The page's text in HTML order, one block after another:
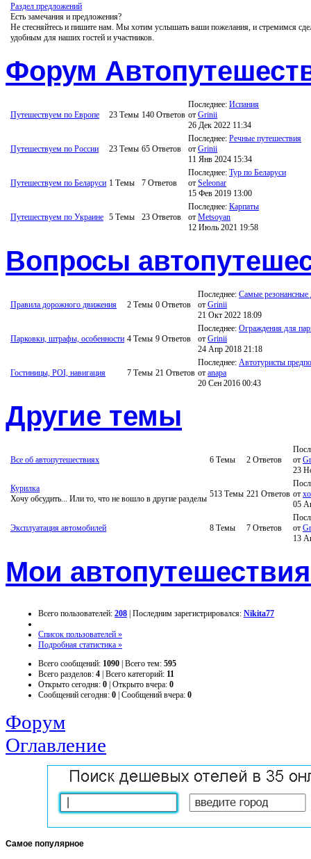
Раздел предложений
Есть замечания и предложения?
Не стесняйтесь и пишите нам. Мы хотим услышать ваши пожелания, и стремимся
удобным для наших гостей и участников.
Форум
Путешествуем по Европе 23 Темы 140 Ответов
Последнее: Испания
от Grinii
26 Дек 2022 11:34
Путешествуем по России 23 Темы 65 Ответов
Последнее: Речные путешествия
от Grinii
11 Янв 2024 15:34
Путешествуем по Беларуси 1 Темы 7 Ответов
Последнее: Тур по Беларуси
от Seleonar
15 Фев 2019 13:00
Путешествуем по Украине 5 Темы 23 Ответов
Последнее: Карпаты
от Metsoyan
12 Июль 2021 19:58
Вопросы
Правила дорожного движения 2 Темы 0 Ответов
Последнее: Самые
от Grinii
21 Окт 2022 18:09
Парковки, штрафы, особенности 4 Темы 9 Ответов
Последнее: Ограждения для
от Grinii
24 Апр 2018 21:18
Гостиницы, POI, навигация 7 Темы 21 Ответов
Последнее: Автотуристы
от anapa
20 Сен 2016 00:43
Другие темы
Все об автопутешествиях 6 Темы 2 Ответов
от
23
Курилка
Хочу обсудить... Или то, что не вошло в другие разделы 513 Темы 221 Ответов от
05
Эксплуатация автомобилей 8 Темы 7 Ответов
от
13
Мои
Всего пользователей: 208 Последним зарегистрировался: Nikita77
Список пользователей »
Подробная статистика »
Всего сообщений: 1090 Всего тем: 595
Всего разделов: 4 Всего категорий: 11
Открыто сегодня: 0 Открыто вчера: 0
Сообщений сегодня: 0 Сообщений вчера: 0
Форум
Оглавление
Самое популярное